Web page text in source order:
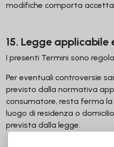
modifiche comporta
15. Legge
I presenti Termini sono
Per eventuali controversie
previsto dalla normativa
consumatore, resta ferma
luogo di residenza o
prevista dalla legge.